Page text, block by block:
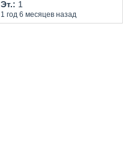
Эт.: 1
1 год 6 месяцев назад